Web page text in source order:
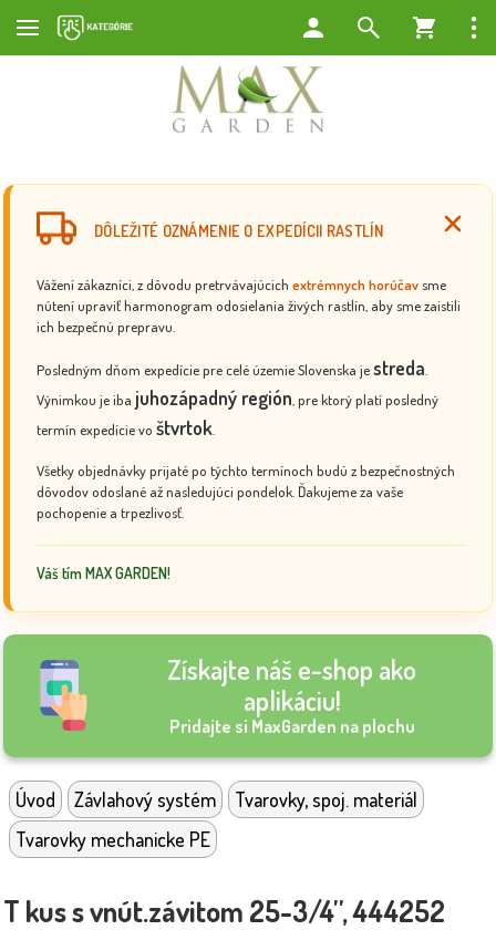
DÔLEŽITÉ OZNÁMENIE O EXPEDÍCII RASTLÍN
Vážení zákazníci, z dôvodu pretrvávajúcich extrémnych horúčav sme
nútení upraviť harmonogram odosielania živých rastlín, aby sme zaistili
ich bezpečnú prepravu.
Posledným dňom expedície pre celé územie Slovenska jestreda
Výnimkou je iba juhozápadný región , pre ktorý platí posledný
termín expedície vo štvrtok
Všetky objednávky prijaté po týchto termínoch budú z bezpečnostných
dôvodov odoslané až nasledujúci pondelok. Ďakujeme za vaše
pochopenie a trpezlivosť.
Váš tím MAX GARDEN!
Získajte náš e-shop ako
aplikáciu!
Pridajte si MaxGarden na plochu
Úvod Závlahový systém
Tvarovky, spoj. materiál
Tvarovky mechanicke PE
T kus s vnút.závitom 25-3/4'', 444252